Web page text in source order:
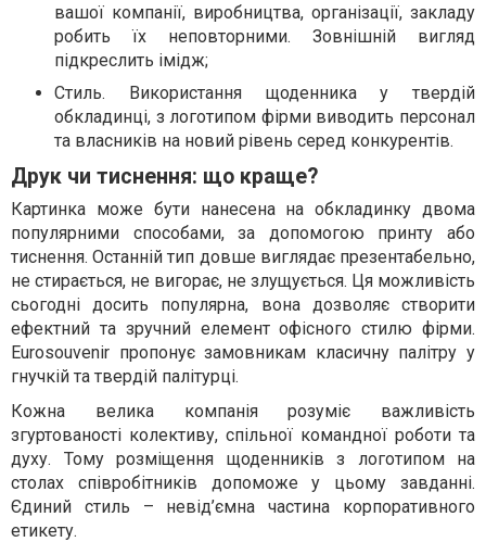
вашої компанії, виробництва, організації, закладу
робить їх неповторними. Зовнішній вигляд
підкреслить імідж;
Стиль. Використання щоденника у твердій
обкладинці, з логотипом фірми виводить персонал
та власників на новий рівень серед конкурентів.
Друк чи тиснення: що краще?
Картинка може бути нанесена на обкладинку двома
популярними способами, за допомогою принту або
тиснення. Останній тип довше виглядає презентабельно,
не стирається, не вигорає, не злущується. Ця можливість
сьогодні досить популярна, вона дозволяє створити
ефектний та зручний елемент офісного стилю фірми.
Eurosouvenir пропонує замовникам класичну палітру у
гнучкій та твердій палітурці.
Кожна велика компанія розуміє важливість
згуртованості колективу, спільної командної роботи та
духу. Тому розміщення щоденників з логотипом на
столах співробітників допоможе у цьому завданні.
Єдиний стиль – невід’ємна частина корпоративного
етикету.